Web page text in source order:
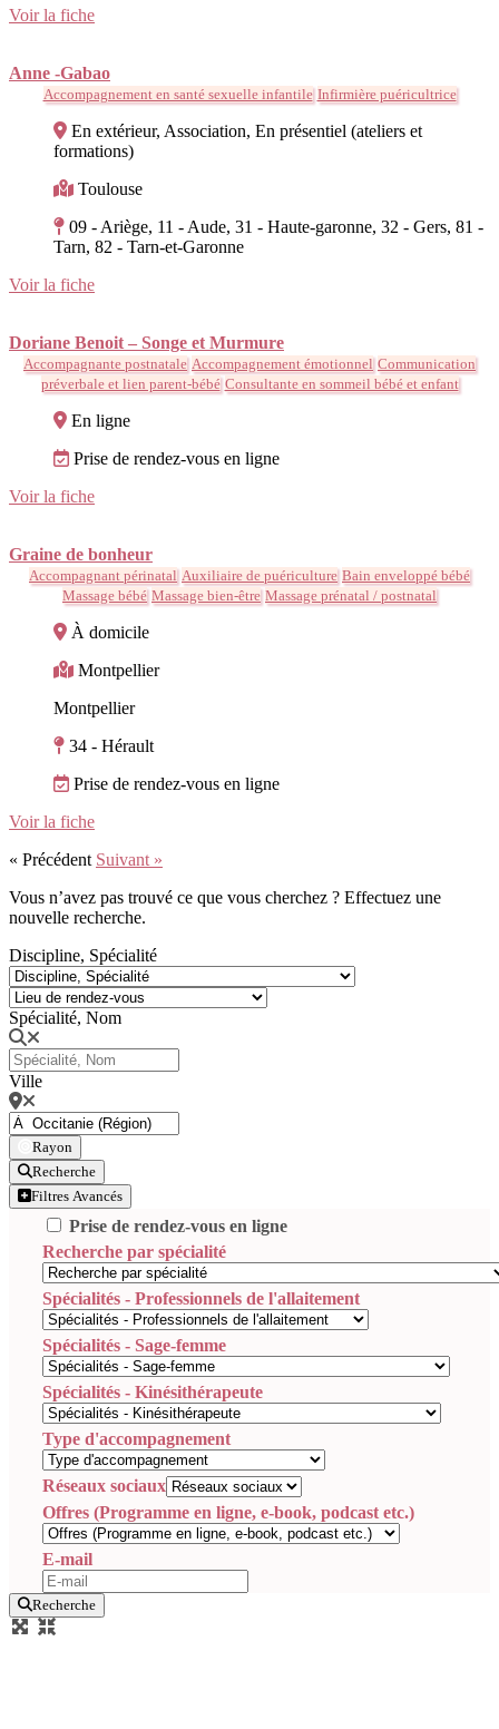
Voir la fiche
Anne -Gabao
Accompagnement en santé sexuelle infantile Infirmière puéricultrice
En extérieur, Association, En présentiel (ateliers et
formations)
Toulouse
09 - Ariège, 11 - Aude, 31 - Haute-garonne, 32 - Gers, 81 -
Tarn, 82 - Tarn-et-Garonne
Voir la fiche
Doriane Benoit – Songe et Murmure
Accompagnante postnatale Accompagnement émotionnel Communication
préverbale et lien parent-bébé Consultante en sommeil bébé et enfant
En ligne
Prise de rendez-vous en ligne
Voir la fiche
Graine de bonheur
Accompagnant périnatal Auxiliaire de puériculture Bain enveloppé bébé
Massage bébé Massage bien-être Massage prénatal / postnatal
À domicile
Montpellier
Montpellier
34 - Hérault
Prise de rendez-vous en ligne
Voir la fiche
« Précédent Suivant »
Vous n’avez pas trouvé ce que vous cherchez ? Effectuez une
nouvelle recherche.
Discipline, Spécialité
Spécialité, Nom
Ville
Rayon
Recherche
Filtres Avancés
Prise de rendez-vous en ligne
Recherche par spécialité
Spécialités - Professionnels de l'allaitement
Spécialités - Sage-femme
Spécialités - Kinésithérapeute
Type d'accompagnement
Réseaux sociaux
Offres (Programme en ligne, e-book, podcast etc.)
E-mail
Recherche